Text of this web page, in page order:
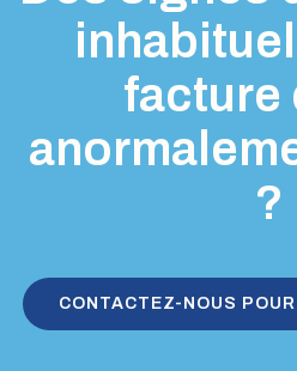
facture
?
CONTACTEZ-NOUS